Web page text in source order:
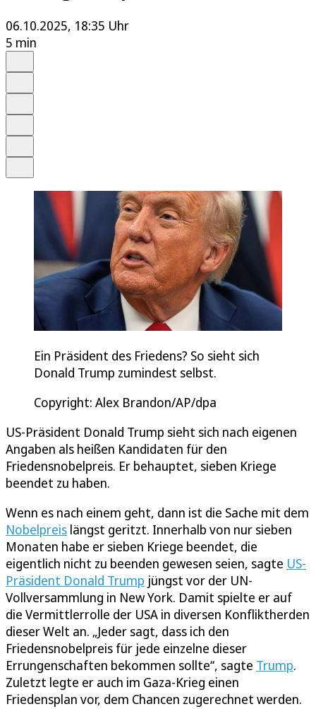
06.10.2025, 18:35 Uhr
5 min
Ein Präsident des Friedens? So sieht sich
Donald Trump zumindest selbst.
Copyright: Alex Brandon/AP/dpa
US-Präsident Donald Trump sieht sich nach eigenen
Angaben als heißen Kandidaten für den
Friedensnobelpreis. Er behauptet, sieben Kriege
beendet zu haben.
Wenn es nach einem geht, dann ist die Sache mit dem
Nobelpreis längst geritzt. Innerhalb von nur sieben
Monaten habe er sieben Kriege beendet, die
eigentlich nicht zu beenden gewesen seien, sagte US-
Präsident Donald Trump jüngst vor der UN-
Vollversammlung in New York. Damit spielte er auf
die Vermittlerrolle der USA in diversen Konfliktherden
dieser Welt an. „Jeder sagt, dass ich den
Friedensnobelpreis für jede einzelne dieser
Errungenschaften bekommen sollte“, sagte Trump.
Zuletzt legte er auch im Gaza-Krieg einen
Friedensplan vor, dem Chancen zugerechnet werden.